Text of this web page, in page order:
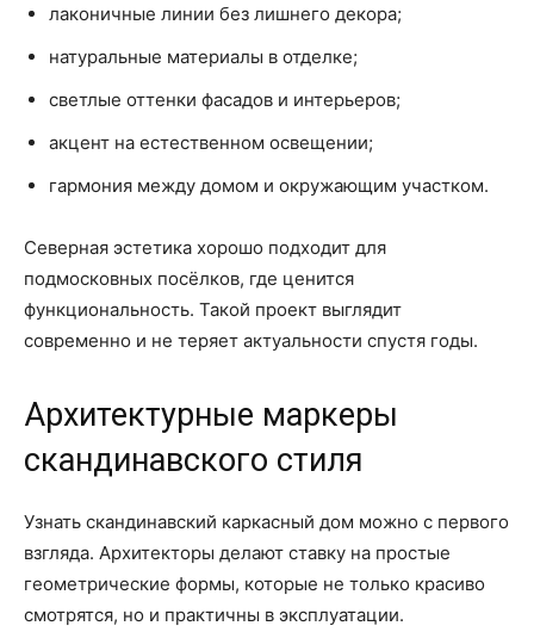
лаконичные линии без лишнего декора;
натуральные материалы в отделке;
светлые оттенки фасадов и интерьеров;
акцент на естественном освещении;
гармония между домом и окружающим участком.
Северная эстетика хорошо подходит для
подмосковных посёлков, где ценится
функциональность. Такой проект выглядит
современно и не теряет актуальности спустя годы.
Архитектурные маркеры
скандинавского стиля
Узнать скандинавский каркасный дом можно с первого
взгляда. Архитекторы делают ставку на простые
геометрические формы, которые не только красиво
смотрятся, но и практичны в эксплуатации.